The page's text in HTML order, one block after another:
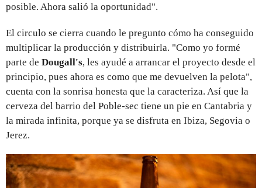
posible. Ahora salió la oportunidad".
El circulo se cierra cuando le pregunto cómo ha conseguido
multiplicar la producción y distribuirla. "Como yo formé
parte de Dougall's, les ayudé a arrancar el proyecto desde el
principio, pues ahora es como que me devuelven la pelota",
cuenta con la sonrisa honesta que la caracteriza. Así que la
cerveza del barrio del Poble-sec tiene un pie en Cantabria y
la mirada infinita, porque ya se disfruta en Ibiza, Segovia o
Jerez.